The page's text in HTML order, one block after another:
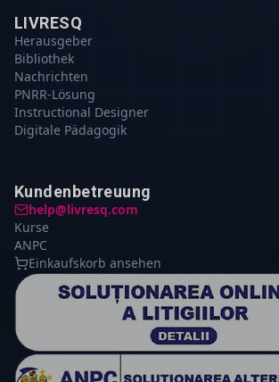
LIVRESQ
Herausgeber
Bibliothek
Nachrichten
PNRR-Lösung
Instructional Designer
Digitale Pädagogik
Kundenbetreuung
help@livresq.com
Kurse
ANPC
Einkaufskorb ansehen